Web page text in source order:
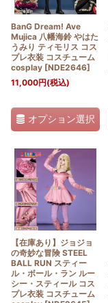
BanG Dream! Ave
Mujica 八幡海鈴 やはた
うみり ティモリス コス
プレ衣装 コスチューム
cosplay [NDE2646]
11,000円(税込)
オプション選択
【在庫あり】ジョジョ
の奇妙な冒険 STEEL
BALL RUN スティー
ル・ボール・ラン ルー
シー・スティール コス
プレ衣装 コスチューム